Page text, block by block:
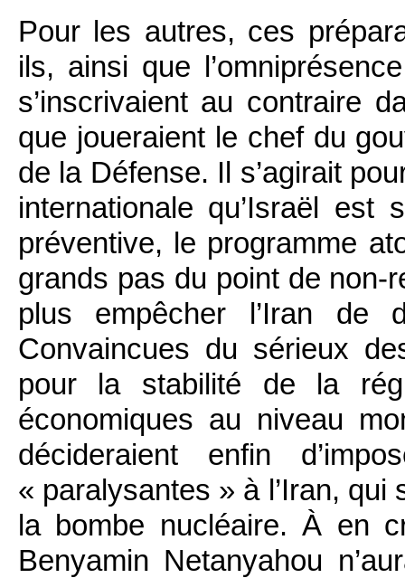
Pour les autres, ces
ils, ainsi que
s’inscrivaient au contraire
que joueraient le chef du
de la Défense. Il s’agirait
internationale qu’Israël
préventive, le programme
grands pas du point de non-
plus empêcher l’Iran de
Convaincues du sérieux
pour la stabilité de la
économiques au niveau
décideraient enfin
« paralysantes » à l’Iran,
la bombe nucléaire. À en
Benyamin Netanyahou